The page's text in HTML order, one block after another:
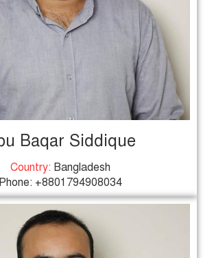
Baqar Siddique
Country: Bangladesh
Phone: +8801794908034